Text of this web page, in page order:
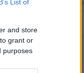
List of
and store
grant or
purposes
clovek by cakal ze
naparovane aby sa